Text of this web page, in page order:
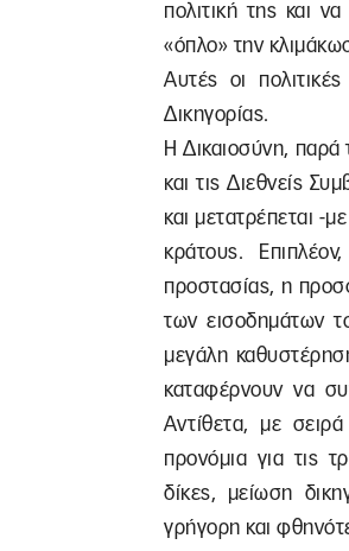
πολιτική της και
«όπλο» την
Αυτές οι
Δικηγορίας.
H Δικαιοσύνη,
και τις Διεθνείς
και μετατρέπεται -
κράτους.
προστασίας, η
των εισοδημάτων
μεγάλη
καταφέρνουν να
Αντίθετα, με
προνόμια για τις
δίκες, μείωση
γρήγορη και